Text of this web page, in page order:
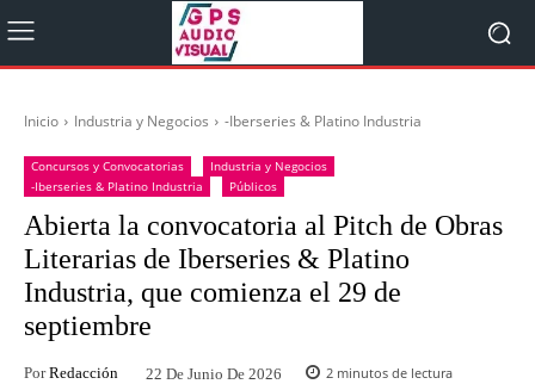
Inicio Industria y Negocios -Iberseries & Platino Industria
Concursos y Convocatorias
Industria y Negocios
-Iberseries & Platino Industria
Públicos
Abierta la convocatoria al Pitch de Obras
Literarias de Iberseries & Platino
Industria, que comienza el 29 de
septiembre
Por Redacción 22 De Junio De 2026 2 minutos de lectura